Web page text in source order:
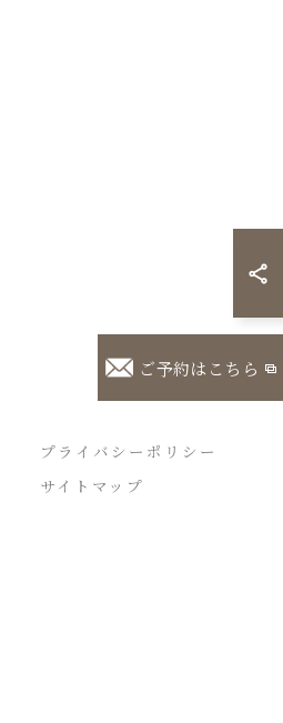
ご予約はこちら
プライバシーポリシー
サイトマップ